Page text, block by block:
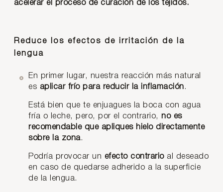
acelerar el proceso de curación de los tejidos.
Reduce los efectos de irritación de la
lengua
En primer lugar, nuestra reacción más natural
es aplicar frío para reducir la inflamación.
Está bien que te enjuagues la boca con agua
fría o leche, pero, por el contrario, no es
recomendable que apliques hielo directamente
sobre la zona.
Podría provocar un efecto contrarioal deseado
en caso de quedarse adherido a la superficie
de la lengua.